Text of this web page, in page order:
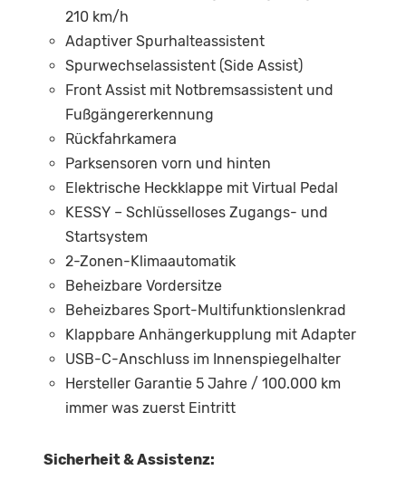
210 km/h
Adaptiver Spurhalteassistent
Spurwechselassistent (Side Assist)
Front Assist mit Notbremsassistent und
Fußgängererkennung
Rückfahrkamera
Parksensoren vorn und hinten
Elektrische Heckklappe mit Virtual Pedal
KESSY – Schlüsselloses Zugangs- und
Startsystem
2-Zonen-Klimaautomatik
Beheizbare Vordersitze
Beheizbares Sport-Multifunktionslenkrad
Klappbare Anhängerkupplung mit Adapter
USB-C-Anschluss im Innenspiegelhalter
Hersteller Garantie 5 Jahre / 100.000 km
immer was zuerst Eintritt
Sicherheit & Assistenz: